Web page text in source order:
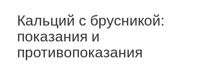
Кальций с брусникой:
показания и
противопоказания